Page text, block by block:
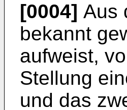
[0004] Aus
bekannt
aufweist,
Stellung
und das